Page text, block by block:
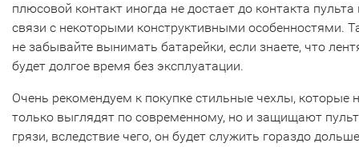
плюсовой контакт иногда не достает до контакта пульта
связи с некоторыми конструктивными особенностями.
не забывайте вынимать батарейки, если знаете, что
будет долгое время без эксплуатации.
Очень рекомендуем к покупке стильные чехлы, которые
только выглядят по современному, но и защищают
грязи, вследствие чего, он будет служить гораздо